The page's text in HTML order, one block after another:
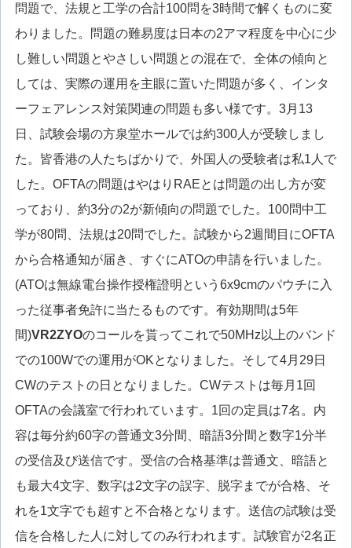
問題で、法規と工学の合計100問を3時間で解くものに変
わりました。問題の難易度は日本の2アマ程度を中心に少
し難しい問題とやさしい問題との混在で、全体の傾向と
しては、実際の運用を主眼に置いた問題が多く、インタ
ーフェアレンス対策関連の問題も多い様です。3月13
日、試験会場の方泉堂ホールでは約300人が受験しまし
た。皆香港の人たちばかりで、外国人の受験者は私1人で
した。OFTAの問題はやはりRAEとは問題の出し方が変
っており、約3分の2が新傾向の問題でした。100問中工
学が80問、法規は20問でした。試験から2週間目にOFTA
から合格通知が届き、すぐにATOの申請を行いました。
(ATOは無線電台操作授権證明という6x9cmのパウチに入
った従事者免許に当たるものです。有効期間は5年
間)VR2ZYOのコールを貰ってこれで50MHz以上のバンド
での100Wでの運用がOKとなりました。そして4月29日
CWのテストの日となりました。CWテストは毎月1回
OFTAの会議室で行われています。1回の定員は7名。内
容は毎分約60字の普通文3分間、暗語3分間と数字1分半
の受信及び送信です。受信の合格基準は普通文、暗語と
も最大4文字、数字は2文字の誤字、脱字までが合格、そ
れを1文字でも超すと不合格となります。送信の試験は受
信を合格した人に対してのみ行われます。試験官が2名正